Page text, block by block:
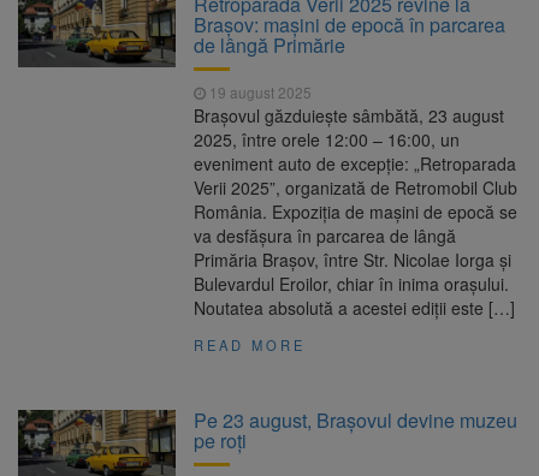
are loc între 14 și 16 august
6 august 2026
Uniunea Europeană acordă
Ucrainei încă 1,4 miliarde de euro din
Motorina a ajuns la 11,68 lei
Fuego vine la Zărnești.
Recital special pe scena Festivalului „Ecoul
Pietrei Craiului”, pe 2 octombrie
Brașov: mașini de epocă în parcarea
de lângă Primărie
19 august 2025
Brașovul găzduiește sâmbătă, 23 august
2025, între orele 12:00 – 16:00, un
eveniment auto de excepție: „Retroparada
Verii 2025”, organizată de Retromobil Club
România. Expoziția de mașini de epocă se
va desfășura în parcarea de lângă
Primăria Brașov, între Str. Nicolae Iorga și
Bulevardul Eroilor, chiar în inima orașului.
Noutatea absolută a acestei ediții este […]
READ MORE
Pe 23 august, Brașovul devine muzeu
pe roți